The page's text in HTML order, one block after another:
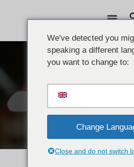
NOTICIAS
We've detected you
speaking a different
you want to change to:
Change
Close and do not switch